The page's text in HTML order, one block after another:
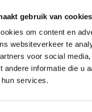
gebruik van cookies
om content en
websiteverkeer te
voor social
andere informatie die u
services.
mee